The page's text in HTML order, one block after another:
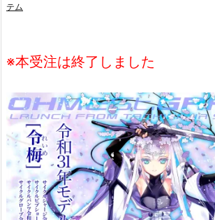
テム
※本受注は終了しました